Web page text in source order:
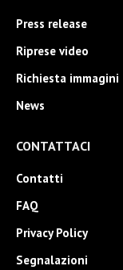
Press release
Riprese video
Richiesta immagini
News
CONTATTACI
Contatti
FAQ
Privacy Policy
Segnalazioni